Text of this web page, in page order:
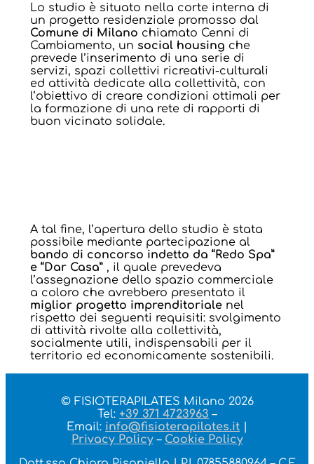
Lo studio è situato nella corte interna di
un progetto residenziale promosso dal
Comune di Milano chiamato Cenni di
Cambiamento, un social housing che
prevede l’inserimento di una serie di
servizi, spazi collettivi ricreativi-culturali
ed attività dedicate alla collettività, con
l’obiettivo di creare condizioni ottimali per
la formazione di una rete di rapporti di
buon vicinato solidale.
A tal fine, l’apertura dello studio è stata
possibile mediante partecipazione al
bando di concorso indetto da “Redo Spa”
e “Dar Casa” , il quale prevedeva
l’assegnazione dello spazio commerciale
a coloro che avrebbero presentato il
miglior progetto imprenditoriale nel
rispetto dei seguenti requisiti: svolgimento
di attività rivolte alla collettività,
socialmente utili, indispensabili per il
territorio ed economicamente sostenibili.
© FISIOTERAPILATES Milano 2026
Tel: +39 371 4723963 –
Email: info@fisioterapilates.it
Privacy Policy– Cookie Policy